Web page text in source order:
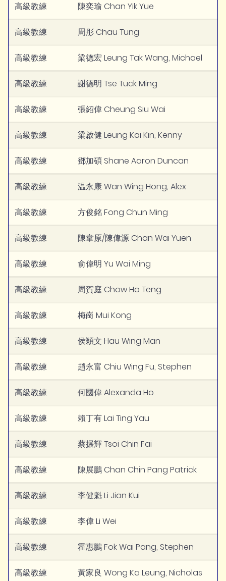
高級教練 陳奕瑜 Chan Yik Yue
高級教練 周彤 Chau Tung
高級教練 梁德宏 Leung Tak Wang, Michael
高級教練 謝德明 Tse Tuck Ming
高級教練 張紹偉 Cheung Siu Wai
高級教練 梁啟健 Leung Kai Kin, Kenny
高級教練 鄧加碩 Shane Aaron Duncan
高級教練 温永康 Wan Wing Hong, Alex
高級教練 方俊銘 Fong Chun Ming
高級教練 陳韋原/陳偉源 Chan Wai Yuen
高級教練 俞偉明 Yu Wai Ming
高級教練 周賀庭 Chow Ho Teng
高級教練 梅崗 Mui Kong
高級教練 侯穎文 Hau Wing Man
高級教練 趙永富 Chiu Wing Fu, Stephen
高級教練 何國偉 Alexanda Ho
高級教練 賴丁有 Lai Ting Yau
高級教練 蔡搌輝 Tsoi Chin Fai
高級教練 陳展鵬 Chan Chin Pang Patrick
高級教練 李健魁 Li Jian Kui
高級教練 李偉 Li Wei
高級教練 霍惠鵬 Fok Wai Pang, Stephen
高級教練 黃家良 Wong Ka Leung, Nicholas